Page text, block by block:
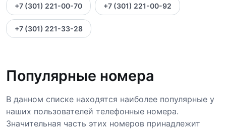
+7 (301) 221-00-70 +7 (301) 221-00-92
+7 (301) 221-33-28
Популярные номера
В данном списке находятся наиболее популярные у
наших пользователей телефонные номера.
Значительная часть этих номеров принадлежит